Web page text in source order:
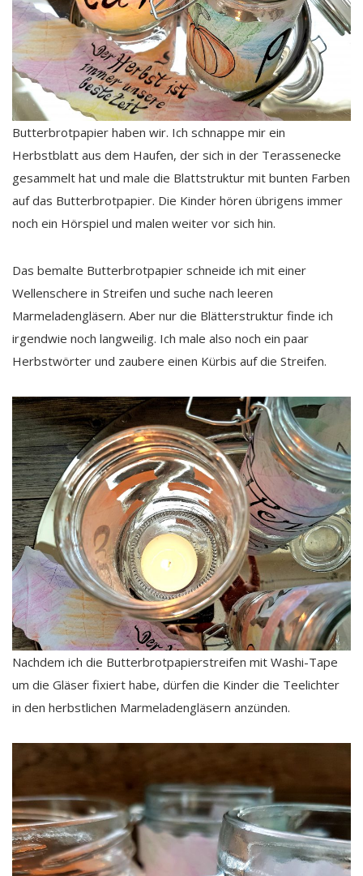
Butterbrotpapier haben wir. Ich schnappe mir ein
Herbstblatt aus dem Haufen, der sich in der Terassenecke
gesammelt hat und male die Blattstruktur mit bunten Farben
auf das Butterbrotpapier. Die Kinder hören übrigens immer
noch ein Hörspiel und malen weiter vor sich hin.
Das bemalte Butterbrotpapier schneide ich mit einer
Wellenschere in Streifen und suche nach leeren
Marmeladengläsern. Aber nur die Blätterstruktur finde ich
irgendwie noch langweilig. Ich male also noch ein paar
Herbstwörter und zaubere einen Kürbis auf die Streifen.
Nachdem ich die Butterbrotpapierstreifen mit Washi-Tape
um die Gläser fixiert habe, dürfen die Kinder die Teelichter
in den herbstlichen Marmeladengläsern anzünden.